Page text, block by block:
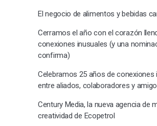
El negocio de alimentos y bebidas
Cerramos el año con el corazón
conexiones inusuales (y una
confirma)
Celebramos 25 años de conexiones
entre aliados, colaboradores y
Century Media, la nueva agencia de
creatividad de Ecopetrol